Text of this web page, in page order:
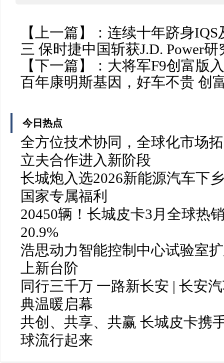
【上一篇】： 连续十年跻身
三 保时捷中国斩获J.D. Power
【下一篇】： 大将军F9创富版
百年康明斯基因，好车不贵 创
今日热点
全方位技术协同，全球化市场
立夫合作进入新阶段
长城炮入选2026新能源汽车下
国家专属福利
20450辆！长城皮卡3月全球热
20.9%
浩思动力智能控制中心试验室
上新台阶
同行三千万 一路新长安 | 长安
典温暖启幕
共创、共享、共赢 长城皮卡携
球流行起来